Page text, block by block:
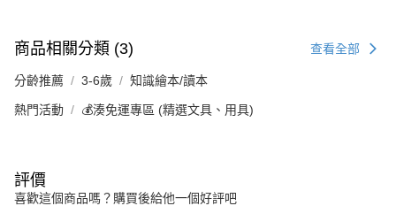
商品相關分類 (3) 查看全部
分齡推薦 3-6歲 知識繪本/讀本
熱門活動 💰湊免運專區 (精選文具、用具)
評價
喜歡這個商品嗎？購買後給他一個好評吧